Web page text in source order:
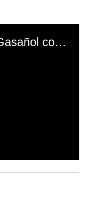
El mal momento de Yanina Gasañol con un hincha argentino en "Subrayado"